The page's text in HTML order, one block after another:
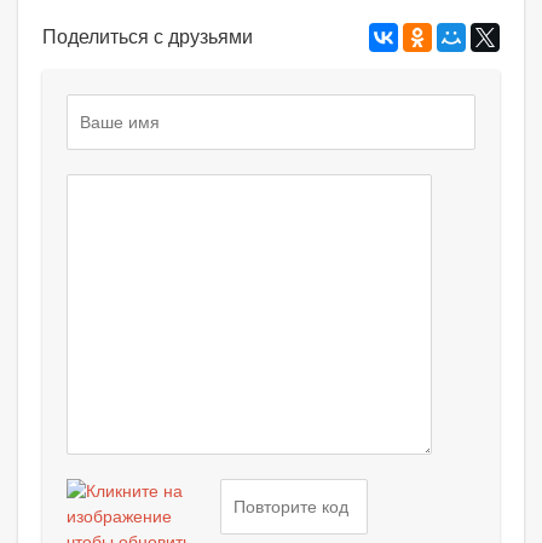
Поделиться с друзьями